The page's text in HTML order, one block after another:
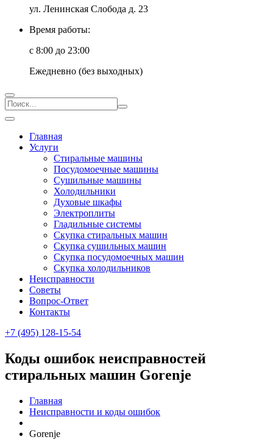
ул. Ленинская Слобода д. 23
Время работы:
с 8:00 до 23:00
Ежедневно (без выходных)
Главная
Услуги
Стиральные машины
Посудомоечные машины
Сушильные машины
Холодильники
Духовые шкафы
Электроплиты
Гладильные системы
Скупка стиральных машин
Скупка сушильных машин
Скупка посудомоечных машин
Скупка холодильников
Неисправности
Советы
Вопрос-Ответ
Контакты
+7 (495) 128-15-54
Коды ошибок неисправностей
стиральных машин Gorenje
Главная
Неисправности и коды ошибок
Gorenje